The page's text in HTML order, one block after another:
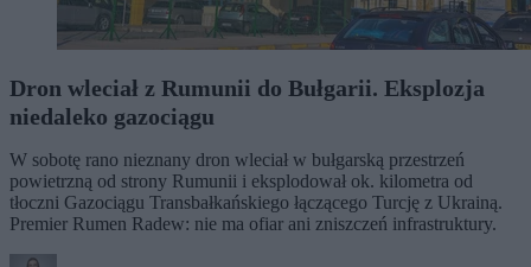
Dron wleciał z Rumunii do Bułgarii. Eksplozja
niedaleko gazociągu
W sobotę rano nieznany dron wleciał w bułgarską przestrzeń
powietrzną od strony Rumunii i eksplodował ok. kilometra od
tłoczni Gazociągu Transbałkańskiego łączącego Turcję z Ukrainą.
Premier Rumen Radew: nie ma ofiar ani zniszczeń infrastruktury.